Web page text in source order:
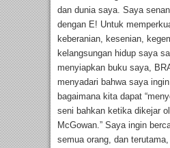
dan dunia saya. Saya
dengan E! Untuk
keberanian, kesenian,
kelangsungan hidup saya
menyiapkan buku saya,
menyadari bahwa saya
bagaimana kita dapat
seni bahkan ketika dikejar
McGowan.” Saya ingin
semua orang, dan